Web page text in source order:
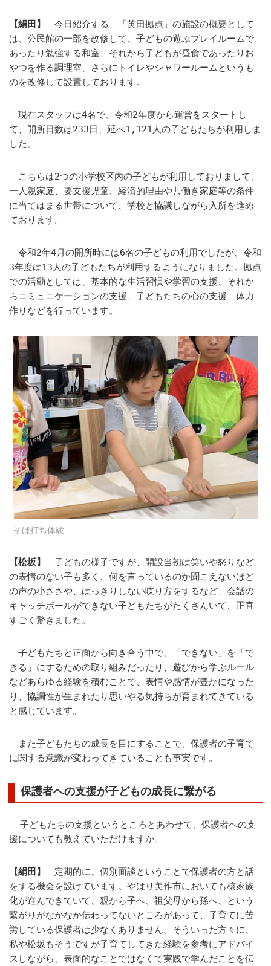
【絹田】
今日紹介する、「英田拠点」の施設の概要として
は、公民館の一部を改修して、子どもの遊ぶプレイルームで
あったり勉強する和室、それから子どもが昼食であったりお
やつを作る調理室、さらにトイレやシャワールームというも
のを改修して設置しております。
現在スタッフは4名で、令和2年度から運営をスタートし
て、開所日数は233日、延べ1,121人の子どもたちが利用しま
した。
こちらは2つの小学校区内の子どもが利用しておりまして、
一人親家庭、要支援児童、経済的理由や共働き家庭等の条件
に当てはまる世帯について、学校と協議しながら入所を進め
ております。
令和2年4月の開所時には6名の子どもの利用でしたが、令和
3年度は13人の子どもたちが利用するようになりました。拠点
での活動としては、基本的な生活習慣や学習の支援、それか
らコミュニケーションの支援、子どもたちの心の支援、体力
作りなどを行っています。
そば打ち体験
【松坂】
子どもの様子ですが、開設当初は笑いや怒りなど
の表情のない子も多く、何を言っているのか聞こえないほど
の声の小ささや、はっきりしない喋り方をするなど、会話の
キャッチボールができない子どもたちがたくさんいて、正直
すごく驚きました。
子どもたちと正面から向き合う中で、「できない」を「で
きる」にするための取り組みだったり、遊びから学ぶルール
などあらゆる経験を積むことで、表情や感情が豊かになった
り、協調性が生まれたり思いやる気持ちが育まれてきている
と感じています。
また子どもたちの成長を目にすることで、保護者の子育て
に関する意識が変わってきていることも事実です。
保護者への支援が子どもの成長に繋がる
――子どもたちの支援というところとあわせて、保護者への支
援についても教えていただけますか。
【絹田】
定期的に、個別面談ということで保護者の方と話
をする機会を設けています。やはり美作市においても核家族
化が進んできていて、親から子へ、祖父母から孫へ、という
繋がりがなかなか伝わってないところがあって、子育てに苦
労している保護者は少なくありません。そういった方々に、
私や松坂もそうですが子育てしてきた経験を参考にアドバイ
スしながら、表面的なことではなくて実践で学んだことを伝